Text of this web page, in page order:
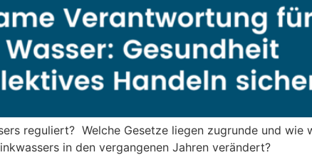
reguliert? Welche Gesetze liegen zugrunde und
in den vergangenen Jahren verändert?